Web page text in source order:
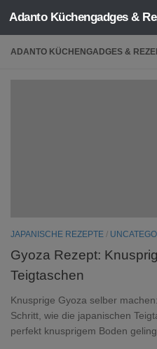
Zum Inhalt springen
Adanto Küchengadges &
ADANTO KÜCHENGADGES &
JAPANISCHE REZEPTE /
Gyoza Rezept:
Teigtaschen
Knusprige Gyoza selber
Schritt, wie die japanischen
perfekt knusprigem Boden